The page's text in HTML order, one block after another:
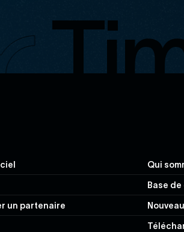
un partenaire
Qui
Base